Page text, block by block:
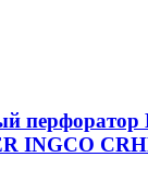
перфоратор
INGCO